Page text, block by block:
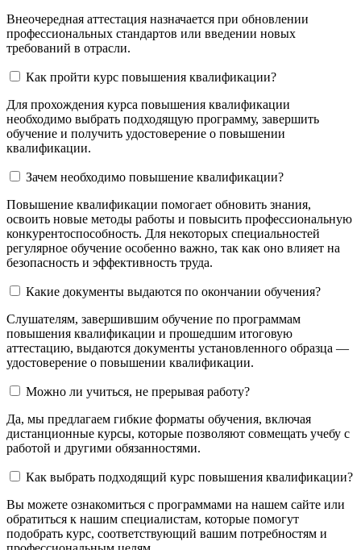
Внеочередная аттестация назначается при обновлении
профессиональных стандартов или введении новых
требований в отрасли.
Как пройти курс повышения квалификации?
Для прохождения курса повышения квалификации
необходимо выбрать подходящую программу, завершить
обучение и получить удостоверение о повышении
квалификации.
Зачем необходимо повышение квалификации?
Повышение квалификации помогает обновить знания,
освоить новые методы работы и повысить профессиональную
конкурентоспособность. Для некоторых специальностей
регулярное обучение особенно важно, так как оно влияет на
безопасность и эффективность труда.
Какие документы выдаются по окончании обучения?
Слушателям, завершившим обучение по программам
повышения квалификации и прошедшим итоговую
аттестацию, выдаются документы установленного образца —
удостоверение о повышении квалификации.
Можно ли учиться, не прерывая работу?
Да, мы предлагаем гибкие форматы обучения, включая
дистанционные курсы, которые позволяют совмещать учебу с
работой и другими обязанностями.
Как выбрать подходящий курс повышения квалификации?
Вы можете ознакомиться с программами на нашем сайте или
обратиться к нашим специалистам, которые помогут
подобрать курс, соответствующий вашим потребностям и